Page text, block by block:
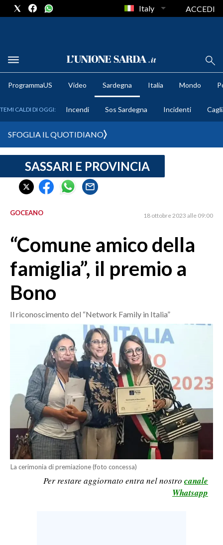
METEO
CRONACA SARDEGNA
CAGLIARI
SULCIS IGLESIENTE
ORISTANO E PROVINCIA
GALLURA
NUORO E PROVINCIA
OGLIASTRA
AGENDA
MONDO
POLITICA
ECONOMIA
SERVIZI ALLE IMPRESE
LAVORO
Italy ACCEDI
ProgrammaUS Video Sardegna Italia Mondo
TEMI CALDI DI OGGI: Incendi Sos Sardegna Incidenti
SFOGLIA IL QUOTIDIANO
SASSARI E PROVINCIA
GOCEANO 18 ottobre 2023 alle 09:00
“Comune amico della
famiglia”, il premio a
Bono
Il riconoscimento del “Network Family in Italia”
La cerimonia di premiazione (foto concessa)
Per restare aggiornato entra nel nostro canale
Whatsapp